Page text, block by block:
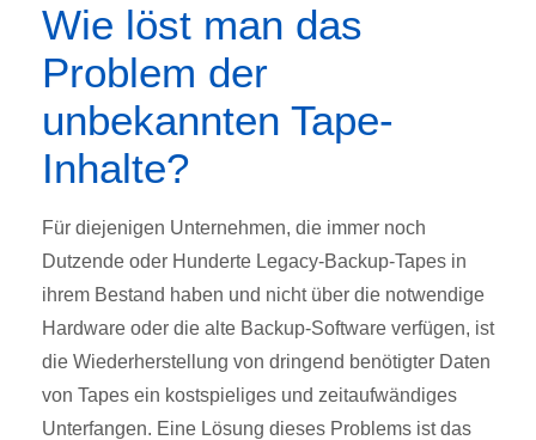
Wie löst man das
Problem der
unbekannten Tape-
Inhalte?
Für diejenigen Unternehmen, die immer noch
Dutzende oder Hunderte Legacy-Backup-Tapes in
ihrem Bestand haben und nicht über die notwendige
Hardware oder die alte Backup-Software verfügen, ist
die Wiederherstellung von dringend benötigter Daten
von Tapes ein kostspieliges und zeitaufwändiges
Unterfangen. Eine Lösung dieses Problems ist das